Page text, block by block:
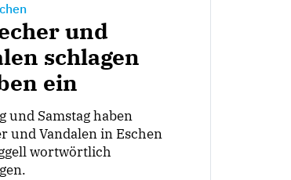
und
schlagen
ein
und Samstag haben
und Vandalen in Eschen
wortwörtlich